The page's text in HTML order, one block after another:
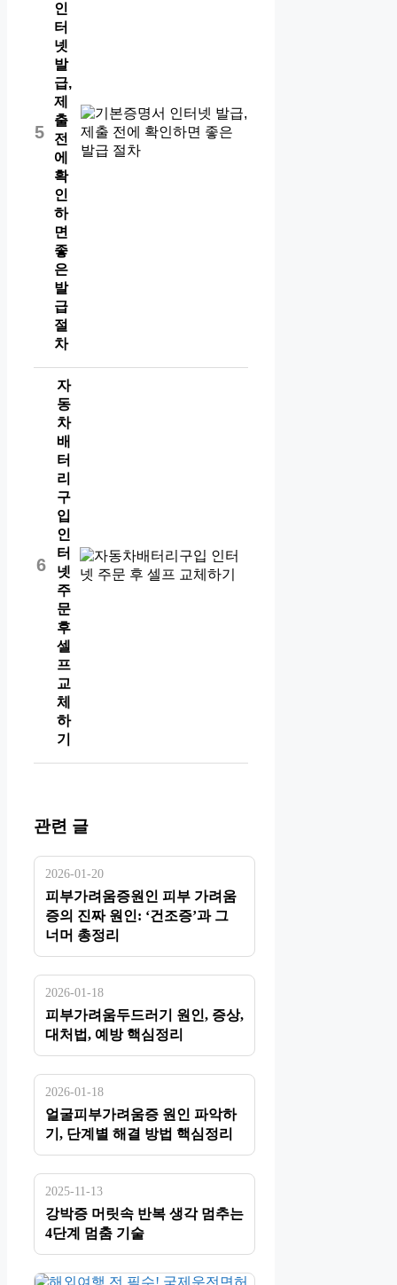
5
인
터
넷
발
급,
제
출
전
에
확
인
하
면
좋
은
발
급
절
차
6
자
동
차
배
터
리
구
입
인
터
넷
주
문
후
셀
프
교
체
하
기
관련 글
2026-01-20
피부가려움증원인 피부 가려움
증의 진짜 원인: ‘건조증’과 그
너머 총정리
2026-01-18
피부가려움두드러기 원인, 증상,
대처법, 예방 핵심정리
2026-01-18
얼굴피부가려움증 원인 파악하
기, 단계별 해결 방법 핵심정리
2025-11-13
강박증 머릿속 반복 생각 멈추는
4단계 멈춤 기술